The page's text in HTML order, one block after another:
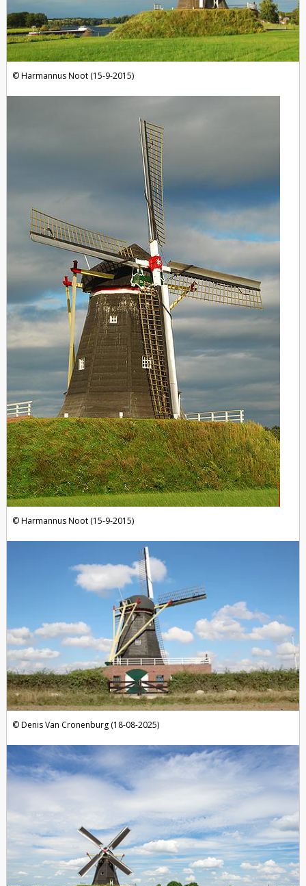
Harmannus Noot (15-9-2015)
Harmannus Noot (15-9-2015)
Denis Van Cronenburg (18-08-2025)